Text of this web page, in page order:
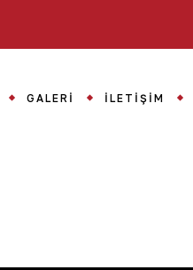
GALERI İLETIŞIM